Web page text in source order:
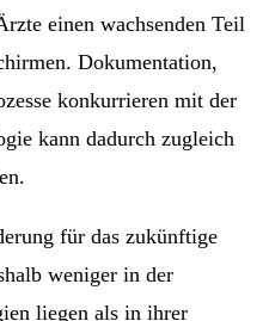
einen wachsenden Teil
Dokumentation,
konkurrieren mit der
kann dadurch zugleich
für das zukünftige
weniger in der
liegen als in ihrer